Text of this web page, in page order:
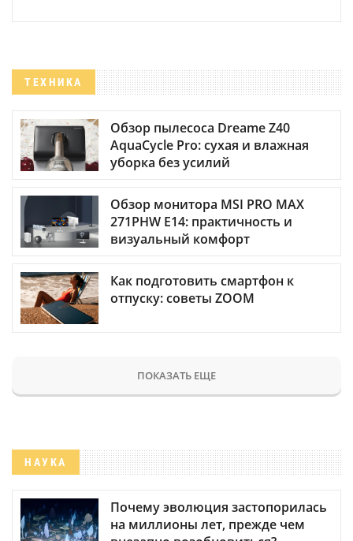
ТЕХНИКА
Обзор пылесоса Dreame Z40
AquaCycle Pro: сухая и влажная
уборка без усилий
Обзор монитора MSI PRO MAX
271PHW E14: практичность и
визуальный комфорт
Как подготовить смартфон к
отпуску: советы ZOOM
ПОКАЗАТЬ ЕЩЕ
НАУКА
Почему эволюция застопорилась
на миллионы лет, прежде чем